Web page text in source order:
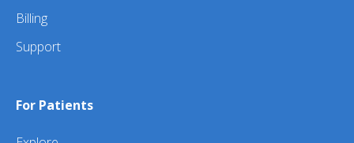
Billing
Support
For Patients